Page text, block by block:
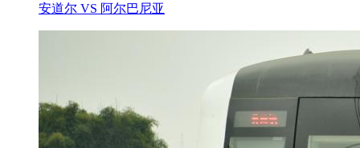
安道尔 VS 阿尔巴尼亚